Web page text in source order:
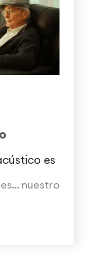
es
nuestro